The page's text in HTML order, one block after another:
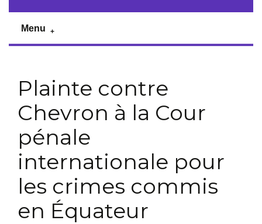
Menu
Plainte contre
Chevron à la Cour
pénale
internationale pour
les crimes commis
en Équateur